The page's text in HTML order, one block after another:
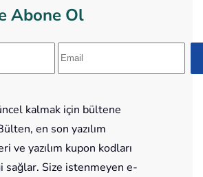
Abone Ol
kalmak için bültene
en son yazılım
ve yazılım kupon kodları
sağlar. Size istenmeyen e-